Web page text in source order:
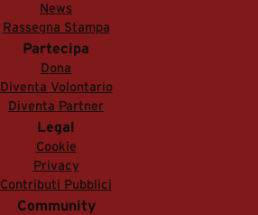
News
Rassegna Stampa
Partecipa
Dona
Diventa Volontario
Diventa Partner
Legal
Cookie
Privacy
Contributi Pubblici
Community